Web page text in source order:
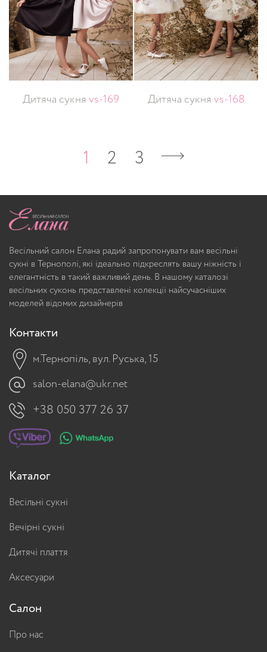
Дитяча сукня vs-169 Дитяча сукня vs-168
1 2 3
Весільний салон Елана радий запропонувати вам весільні
сукні в Тернополі, які ідеально підкреслять вашу ніжність і
елегантність в такий важливий день. В нашому каталозі
весільних суконь представлені колекції найсучасніших
моделей відомих дизайнерів
Контакти
м.Тернопіль, вул. Руська, 15
salon-elana@ukr.net
+38 050 377 26 37
Каталог
Весільні сукні
Вечірні сукні
Дитячі плаття
Аксесуари
Салон
Про нас